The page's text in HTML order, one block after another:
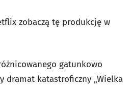
zobaczą tę produkcję w
gatunkowo
dramat katastroficzny „Wielka